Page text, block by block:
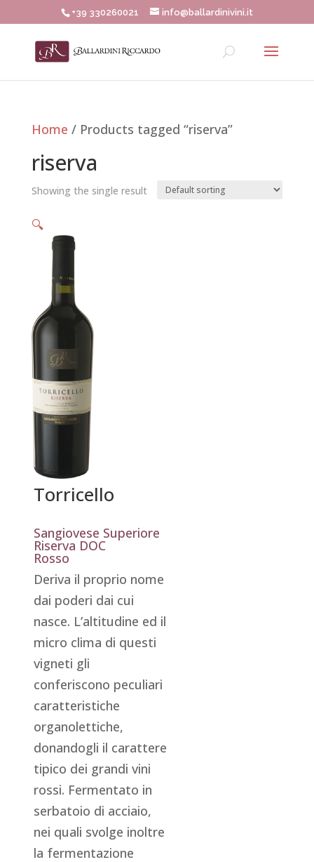
+39 330260021 info@ballardinivini.it
Home / Products tagged “riserva”
riserva
Showing the single result
🔍
Torricello
Sangiovese Superiore
Riserva DOC
Rosso
Deriva il proprio nome
dai poderi dai cui
nasce. L’altitudine ed il
micro clima di questi
vigneti gli
conferiscono peculiari
caratteristiche
organolettiche,
donandogli il carattere
tipico dei grandi vini
rossi. Fermentato in
serbatoio di acciaio,
nei quali svolge inoltre
la fermentazione